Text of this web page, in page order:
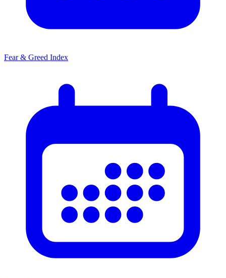
Fear & Greed Index